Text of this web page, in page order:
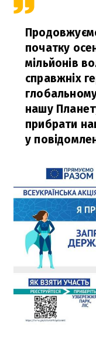
початку
мільйонів
справжніх
нашу
прибрати
у